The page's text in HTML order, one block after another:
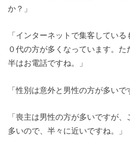
か？」
「インターネットで集客してい
０代の方が多くなっています。
半はお電話ですね。」
「性別は意外と男性の方が多いで
「喪主は男性の方が多いですが
多いので、半々に近いですね。」